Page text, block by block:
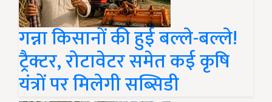
गन्ना किसानों की हुई बल्ले-बल्ले!
ट्रैक्टर, रोटावेटर समेत कई कृषि
यंत्रों पर मिलेगी सब्सिडी